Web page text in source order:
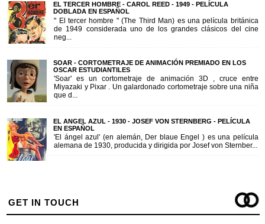
EL TERCER HOMBRE - CAROL REED - 1949 - PELÍCULA
DOBLADA EN ESPAÑOL
" El tercer hombre " (The Third Man) es una película británica
de 1949 considerada uno de los grandes clásicos del cine
neg...
SOAR - CORTOMETRAJE DE ANIMACIÓN PREMIADO EN LOS
OSCAR ESTUDIANTILES
'Soar' es un cortometraje de animación 3D , cruce entre
Miyazaki y Pixar . Un galardonado cortometraje sobre una niña
que d...
EL ANGEL AZUL - 1930 - JOSEF VON STERNBERG - PELÍCULA
EN ESPAÑOL
'El ángel azul' (en alemán, Der blaue Engel ) es una película
alemana de 1930, producida y dirigida por Josef von Sternber...
GET IN TOUCH